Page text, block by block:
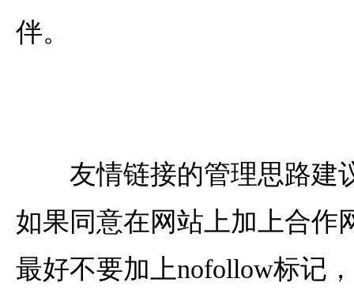
伴。
友情链接的管理思路建
如果同意在网站上加上合作
最好不要加上nofollow标记